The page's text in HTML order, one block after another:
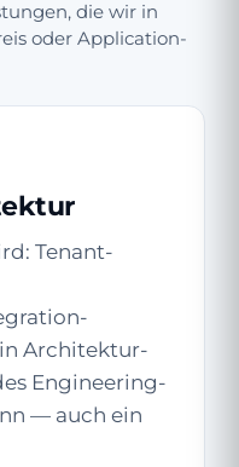
die wir in
oder Application-
Tenant-
Architektur-
Engineering-
— auch ein